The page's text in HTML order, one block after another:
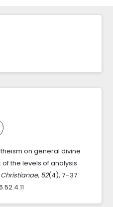
theism on general divine
the levels of analysis
, 52(4), 7–37.